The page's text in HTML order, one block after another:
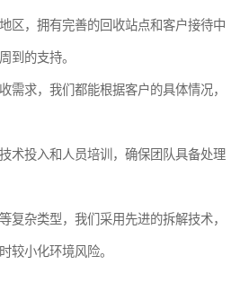
区，拥有完善的回收站点和客户接待中
到的支持。
需求，我们都能根据客户的具体情况，
术投入和人员培训，确保团队具备处理
复杂类型，我们采用先进的拆解技术，
较小化环境风险。